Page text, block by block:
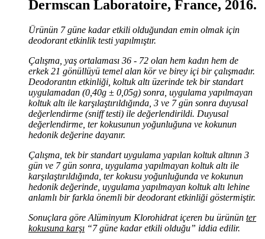
Dermscan Laboratoire, France, 2016.
Ürünün 7 güne kadar etkili olduğundan emin olmak için
deodorant etkinlik testi yapılmıştır.
Çalışma, yaş ortalaması 36 - 72 olan hem kadın hem de
erkek 21 gönüllüyü temel alan kör ve birey içi bir çalışmadır.
Deodorantın etkinliği, koltuk altı üzerinde tek bir standart
uygulamadan (0,40g ± 0,05g) sonra, uygulama yapılmayan
koltuk altı ile karşılaştırıldığında, 3 ve 7 gün sonra duyusal
değerlendirme (sniff testi) ile değerlendirildi. Duyusal
değerlendirme, ter kokusunun yoğunluğuna ve kokunun
hedonik değerine dayanır.
Çalışma, tek bir standart uygulama yapılan koltuk altının 3
gün ve 7 gün sonra, uygulama yapılmayan koltuk altı ile
karşılaştırıldığında, ter kokusu yoğunluğunda ve kokunun
hedonik değerinde, uygulama yapılmayan koltuk altı lehine
anlamlı bir farkla önemli bir deodorant etkinliği göstermiştir.
Sonuçlara göre Alüminyum Klorohidrat içeren bu ürünün ter
kokusuna karşı “7 güne kadar etkili olduğu” iddia edilir.